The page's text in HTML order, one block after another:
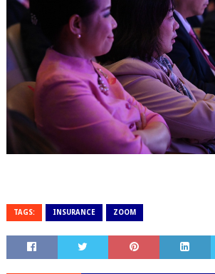
TAGS: INSURANCE ZOOM